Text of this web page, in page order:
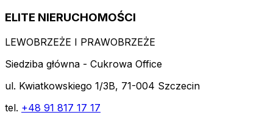
ELITE NIERUCHOMOŚCI
LEWOBRZEŻE I PRAWOBRZEŻE
Siedziba główna - Cukrowa Office
ul. Kwiatkowskiego 1/3B, 71-004 Szczecin
tel. +48 91 817 17 17